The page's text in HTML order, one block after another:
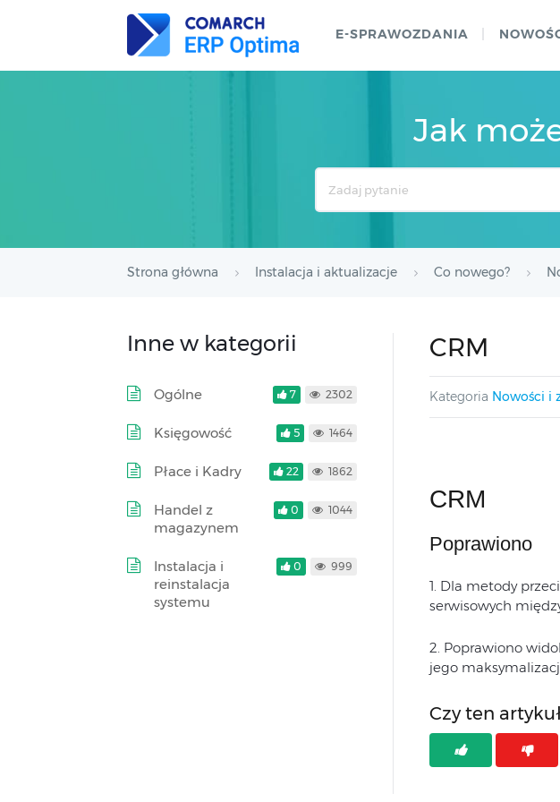
E-SPRAWOZDANIA
Jak
Strona główna Instalacja i aktualizacje Co nowego?
CRM
Kategoria Nowości i
CRM
Poprawiono
1. Dla metody
serwisowych
2. Poprawiono
jego
Czy ten
Inne w kategorii
Ogólne 7 2302
Księgowość 5 1464
Płace i Kadry 22 1862
Handel z
magazynem
0 1044
Instalacja i
reinstalacja
systemu
0 999